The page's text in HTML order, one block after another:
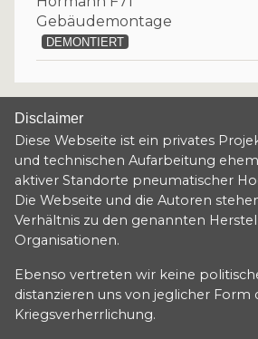
Gebäudemontage
DEMONTIERT
Disclaimer
Diese Webseite ist ein privates
und technischen Aufarbeitung
aktiver Standorte pneumatischer
Die Webseite und die Autoren
Verhältnis zu den genannten
Organisationen.
Ebenso vertreten wir keine
distanzieren uns von jeglicher Form
Kriegsverherrlichung.